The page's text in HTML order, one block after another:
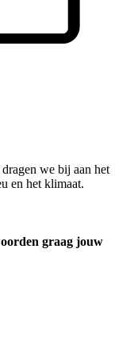
we bij aan het
en het klimaat.
graag jouw